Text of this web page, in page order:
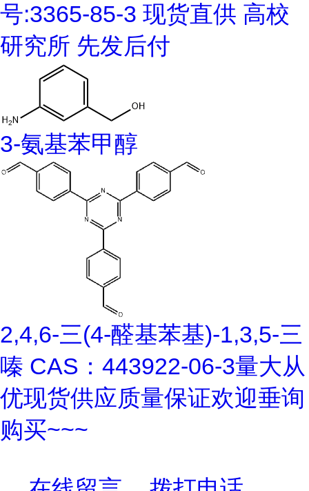
号:3365-85-3 现货直供 高校
研究所 先发后付
3-氨基苯甲醇
2,4,6-三(4-醛基苯基)-1,3,5-三
嗪 CAS：443922-06-3量大从
优现货供应质量保证欢迎垂询
购买~~~